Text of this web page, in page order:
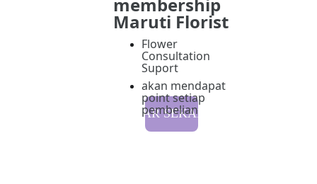
DAFTAR SEKARANG
Maruti Florist
Flower
Consultation
Suport
akan mendapat
point setiap
pembelian